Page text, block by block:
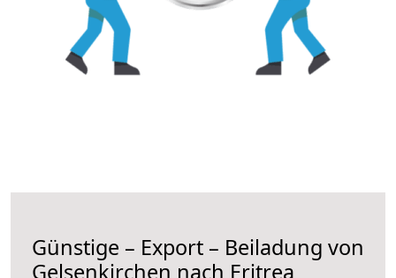
Günstige – Export – Beiladung von
Gelsenkirchen nach Eritrea